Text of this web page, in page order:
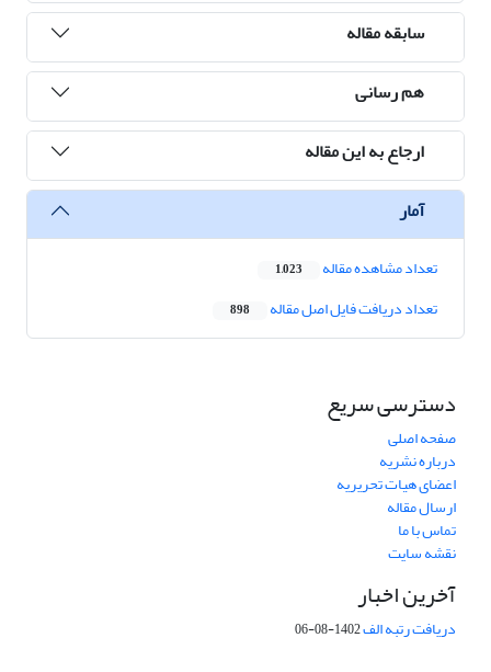
سابقه مقاله
هم رسانی
ارجاع به این مقاله
آمار
تعداد مشاهده مقاله 1,023
تعداد دریافت فایل اصل مقاله 898
دسترسی سریع
صفحه اصلی
درباره نشریه
اعضای هیات تحریریه
ارسال مقاله
تماس با ما
نقشه سایت
آخرین اخبار
دریافت رتبه الف1402-08-06